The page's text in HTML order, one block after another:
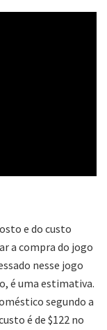
e do custo
a compra do jogo
nesse jogo
é uma estimativa.
segundo a
é de $122 no